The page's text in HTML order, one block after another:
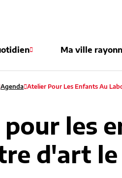
Ma ville
Agenda Atelier Pour Les Enfants Au
les
d'art